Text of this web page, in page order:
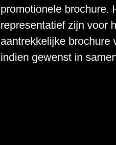
promotionele brochure.
representatief zijn voor
aantrekkelijke brochure
indien gewenst in